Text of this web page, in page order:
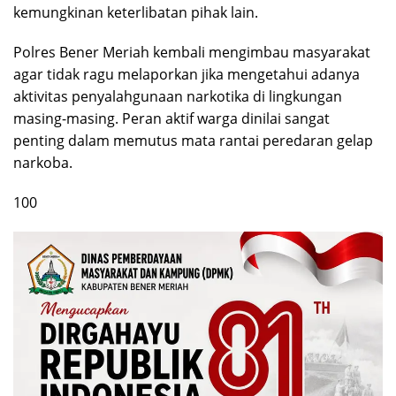
kemungkinan keterlibatan pihak lain.
Polres Bener Meriah kembali mengimbau masyarakat
agar tidak ragu melaporkan jika mengetahui adanya
aktivitas penyalahgunaan narkotika di lingkungan
masing-masing. Peran aktif warga dinilai sangat
penting dalam memutus mata rantai peredaran gelap
narkoba.
100